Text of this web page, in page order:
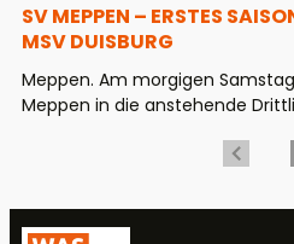
SV MEPPEN – ERSTES
MSV DUISBURG
Meppen. Am morgigen
Meppen in die anstehende